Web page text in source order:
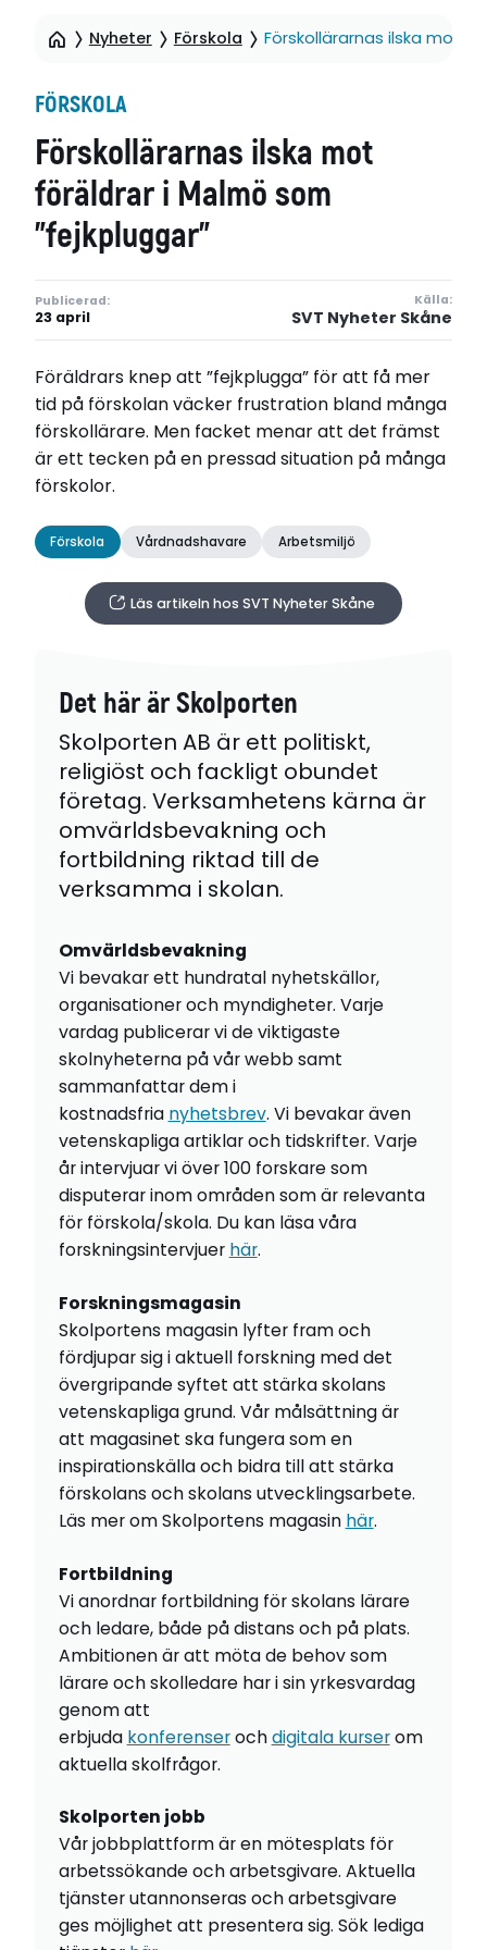
Nyheter Förskola Förskollärarnas ilska mot
FÖRSKOLA
Förskollärarnas ilska mot
föräldrar i Malmö som
”fejkpluggar”
Publicerad:
23 april
Källa:
SVT Nyheter Skåne
Föräldrars knep att ”fejkplugga” för att få mer
tid på förskolan väcker frustration bland många
förskollärare. Men facket menar att det främst
är ett tecken på en pressad situation på många
förskolor.
Förskola Vårdnadshavare Arbetsmiljö
Läs artikeln hos SVT Nyheter Skåne
Det här är Skolporten
Skolporten AB är ett politiskt,
religiöst och fackligt obundet
företag. Verksamhetens kärna är
omvärldsbevakning och
fortbildning riktad till de
verksamma i skolan.
Omvärldsbevakning
Vi bevakar ett hundratal nyhetskällor,
organisationer och myndigheter. Varje
vardag publicerar vi de viktigaste
skolnyheterna på vår webb samt
sammanfattar dem i
kostnadsfria nyhetsbrev. Vi bevakar även
vetenskapliga artiklar och tidskrifter. Varje
år intervjuar vi över 100 forskare som
disputerar inom områden som är relevanta
för förskola/skola. Du kan läsa våra
forskningsintervjuer här.
Forskningsmagasin
Skolportens magasin lyfter fram och
fördjupar sig i aktuell forskning med det
övergripande syftet att stärka skolans
vetenskapliga grund. Vår målsättning är
att magasinet ska fungera som en
inspirationskälla och bidra till att stärka
förskolans och skolans utvecklingsarbete.
Läs mer om Skolportens magasin här.
Fortbildning
Vi anordnar fortbildning för skolans lärare
och ledare, både på distans och på plats.
Ambitionen är att möta de behov som
lärare och skolledare har i sin yrkesvardag
genom att
erbjuda konferenserochdigitala kurserom
aktuella skolfrågor.
Skolporten jobb
Vår jobbplattform är en mötesplats för
arbetssökande och arbetsgivare. Aktuella
tjänster utannonseras och arbetsgivare
ges möjlighet att presentera sig. Sök lediga